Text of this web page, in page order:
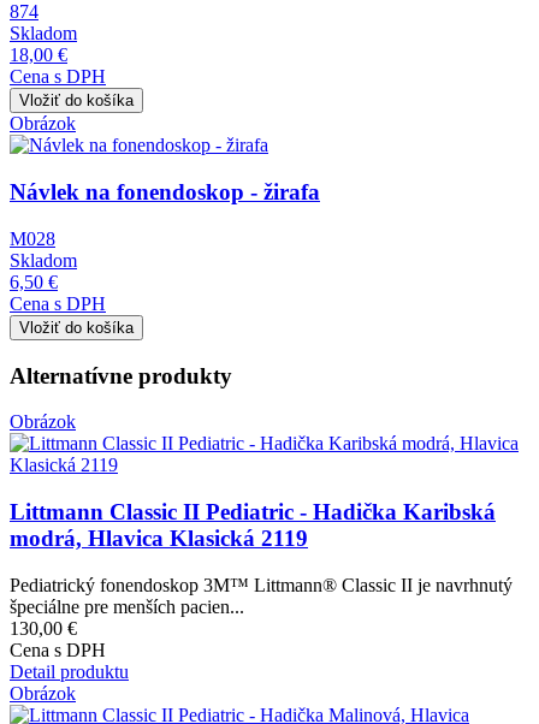
874
Skladom
18,00 €
Cena s DPH
Obrázok
Návlek na fonendoskop - žirafa
M028
Skladom
6,50 €
Cena s DPH
Alternatívne produkty
Obrázok
Littmann Classic II Pediatric - Hadička Karibská
modrá, Hlavica Klasická 2119
Pediatrický fonendoskop 3M™ Littmann® Classic II je navrhnutý
špeciálne pre menších pacien...
130,00 €
Cena s DPH
Detail produktu
Obrázok